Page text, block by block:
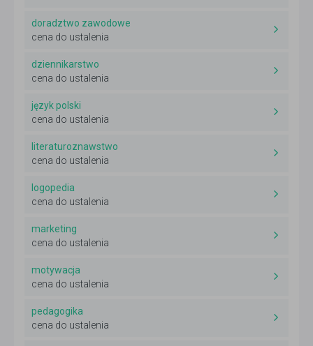
doradztwo zawodowe
cena do ustalenia
dziennikarstwo
cena do ustalenia
język polski
cena do ustalenia
literaturoznawstwo
cena do ustalenia
logopedia
cena do ustalenia
marketing
cena do ustalenia
motywacja
cena do ustalenia
pedagogika
cena do ustalenia